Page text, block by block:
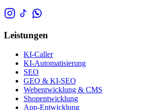
Leistungen
KI-Caller
KI-Automatisierung
SEO
GEO & KI-SEO
Webentwicklung & CMS
Shopentwicklung
App-Entwicklung